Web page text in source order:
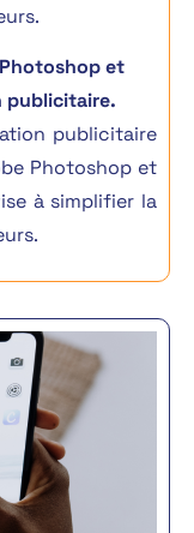
.
et
publicitaire.
publicitaire
Photoshop et
à simplifier la